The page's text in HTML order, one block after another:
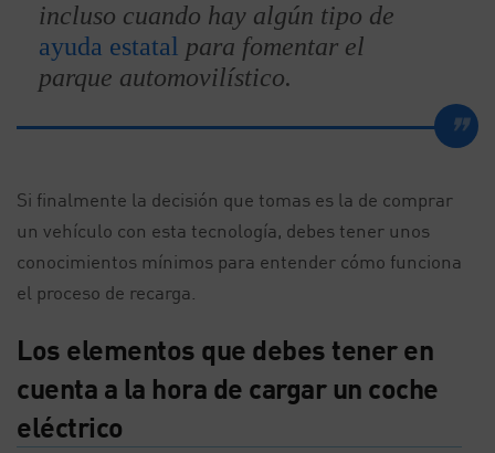
incluso cuando hay algún tipo de
ayuda estatal para fomentar el
parque automovilístico.
Si finalmente la decisión que tomas es la de comprar
un vehículo con esta tecnología, debes tener unos
conocimientos mínimos para entender cómo funciona
el proceso de recarga.
Los elementos que debes tener en
cuenta a la hora de cargar un coche
eléctrico